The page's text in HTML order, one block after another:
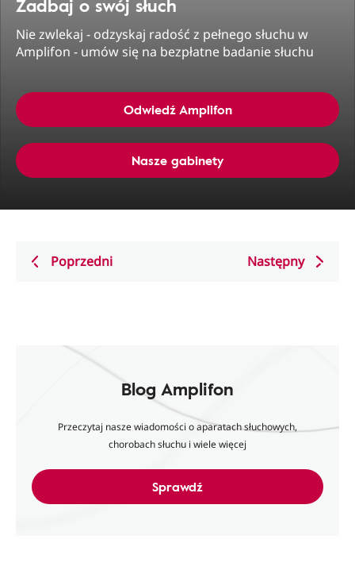
Nie zwlekaj - odzyskaj radość z pełnego słuchu w
Amplifon - umów się na bezpłatne badanie słuchu
Odwiedź Amplifon
Nasze gabinety
Poprzedni Następny
Blog Amplifon
Przeczytaj nasze wiadomości o aparatach słuchowych,
chorobach słuchu i wiele więcej
Sprawdź